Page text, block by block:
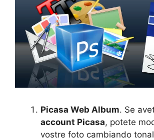
Picasa Web Album. Se
account Picasa, potete
vostre foto cambiando